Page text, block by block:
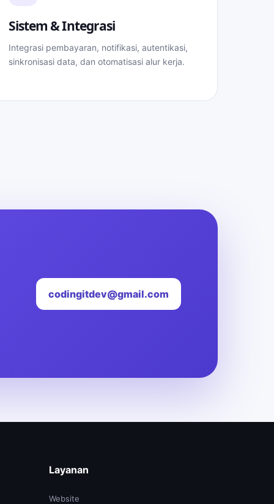
Sistem & Integrasi
Integrasi pembayaran, notifikasi, autentikasi,
sinkronisasi data, dan otomatisasi alur kerja.
codingitdev@gmail.com
Layanan
Website